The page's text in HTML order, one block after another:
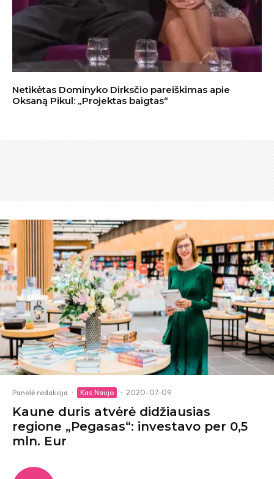
Netikėtas Dominyko Dirksčio pareiškimas apie
Oksaną Pikul: „Projektas baigtas“
Panelė redakcija · Kas Naujo · 2020-07-09
Kaune duris atvėrė didžiausias
regione „Pegasas“: investavo per 0,5
mln. Eur